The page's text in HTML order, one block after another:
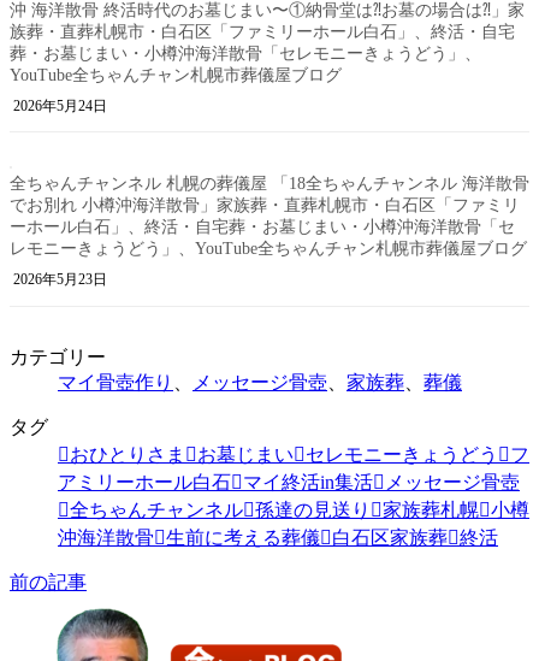
沖 海洋散骨 終活時代のお墓じまい〜①納骨堂は⁈お墓の場合は⁈」家
族葬・直葬札幌市・白石区「ファミリーホール白石」、終活・自宅
葬・お墓じまい・小樽沖海洋散骨「セレモニーきょうどう」、
YouTube全ちゃんチャン札幌市葬儀屋ブログ
2026年5月24日
全ちゃんチャンネル 札幌の葬儀屋 「18全ちゃんチャンネル 海洋散骨
でお別れ 小樽沖海洋散骨」家族葬・直葬札幌市・白石区「ファミリ
ーホール白石」、終活・自宅葬・お墓じまい・小樽沖海洋散骨「セ
レモニーきょうどう」、YouTube全ちゃんチャン札幌市葬儀屋ブログ
2026年5月23日
カテゴリー
マイ骨壺作り
メッセージ骨壺 家族葬 葬儀
タグ
おひとりさま
お墓じまい セレモニーきょうどう
フ
アミリーホール白石
マイ終活in集活
メッセージ骨壺
全ちゃんチャンネル 孫達の見送り 家族葬札幌 小樽
沖海洋散骨
生前に考える葬儀 白石区家族葬 終活
前の記事